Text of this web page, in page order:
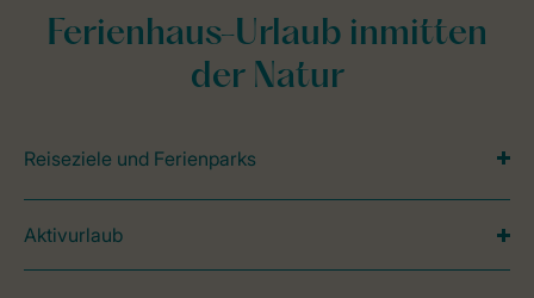
Ferienhaus-Urlaub inmitten
der Natur
Reiseziele und Ferienparks
Aktivurlaub